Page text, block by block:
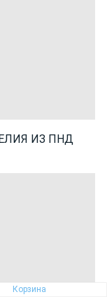
Корзина
ИЗ ПНД